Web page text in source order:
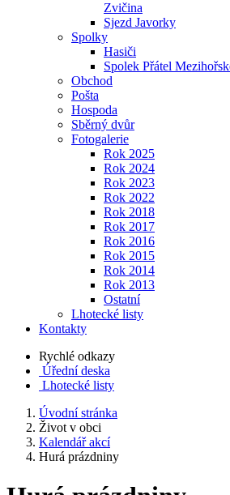
Zvičina
Sjezd Javorky
Spolky
Hasiči
Spolek Přátel
Obchod
Pošta
Hospoda
Sběrný dvůr
Fotogalerie
Rok 2025
Rok 2024
Rok 2023
Rok 2022
Rok 2018
Rok 2017
Rok 2016
Rok 2015
Rok 2014
Rok 2013
Ostatní
Lhotecké listy
Kontakty
Rychlé odkazy
Úřední deska
Lhotecké listy
Úvodní stránka
Život v obci
Kalendář akcí
Hurá prázdniny